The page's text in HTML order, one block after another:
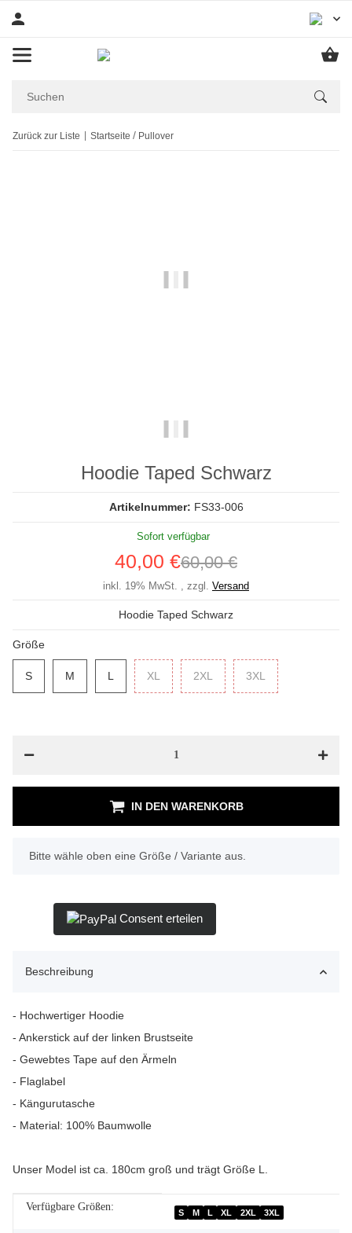
Zurück zur Liste Startseite Pullover
Hoodie Taped Schwarz
Artikelnummer: FS33-006
Sofort verfügbar
40,00 €60,00 €
inkl. 19% MwSt. , zzgl. Versand
Hoodie Taped Schwarz
Größe
SS M L L XL XL 2XL 2XL 3XL 3XL
IN DEN WARENKORB
x
Bitte wähle oben eine Größe / Variante aus.
Consent erteilen
Beschreibung
- Hochwertiger Hoodie
- Ankerstick auf der linken Brustseite
- Gewebtes Tape auf den Ärmeln
- Flaglabel
- Kängurutasche
- Material: 100% Baumwolle
Unser Model ist ca. 180cm groß und trägt Größe L.
Produkteigenschaft
Wert
Verfügbare Größen: S M L XL 2XL 3XL